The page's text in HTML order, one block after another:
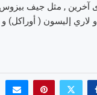
آخرين , مثل جيف
لاري إليسون ( أوراكل)